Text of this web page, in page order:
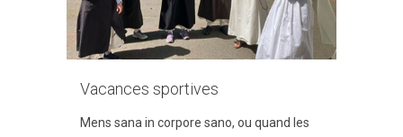
Vacances sportives
Mens sana in corpore sano, ou quand les